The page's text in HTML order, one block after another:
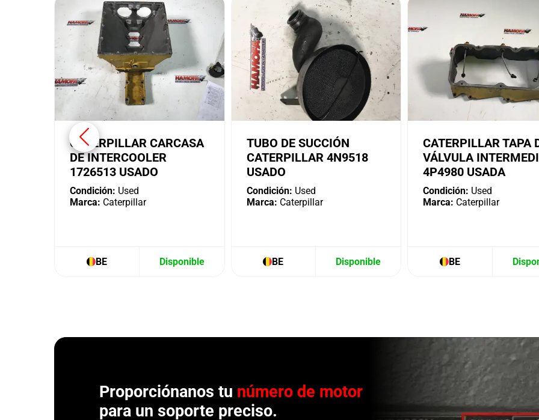
CATERPILLAR CARCASA
DE INTERCOOLER
1726513 USADO
Condición: Used
Marca: Caterpillar
BE Disponible
TUBO DE SUCCIÓN
CATERPILLAR 4N9518
USADO
Condición: Used
Marca: Caterpillar
BE Disponible
CATERPILLAR TAPA
VÁLVULA
4P4980 USADA
Condición: Used
Marca: Caterpillar
BE
Proporciónanos tu número de motor
para un soporte preciso.